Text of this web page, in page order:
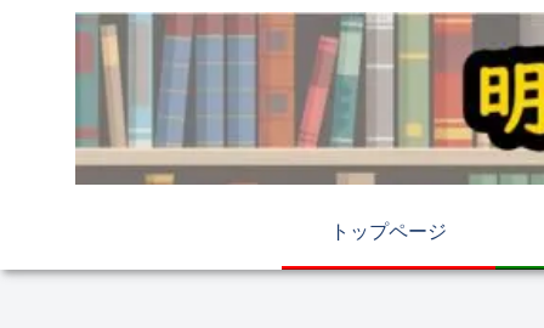
トップページ